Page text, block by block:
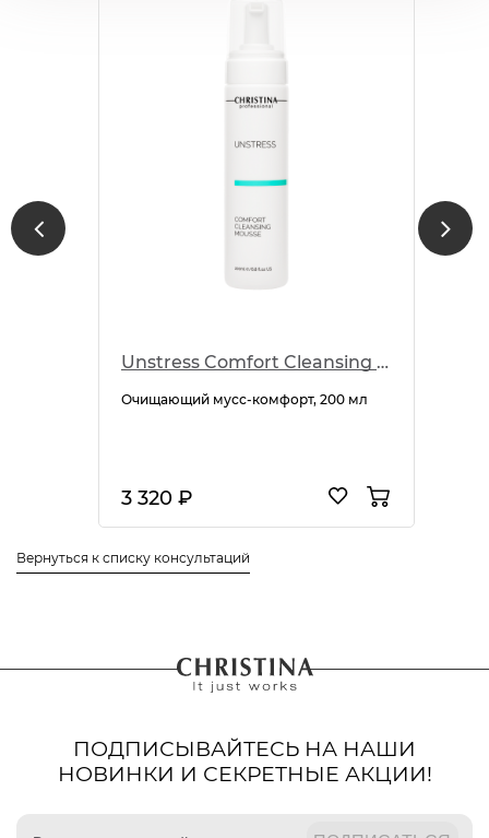
Unstress Comfort Cleansing Mousse
Очищающий мусс-комфорт, 200 мл
3 320 ₽
Вернуться к списку консультаций
ПОДПИСЫВАЙТЕСЬ НА НАШИ
НОВИНКИ И СЕКРЕТНЫЕ АКЦИИ!